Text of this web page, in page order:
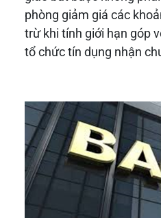
phòng giảm giá các
trừ khi tính giới hạn góp
tổ chức tín dụng nhận